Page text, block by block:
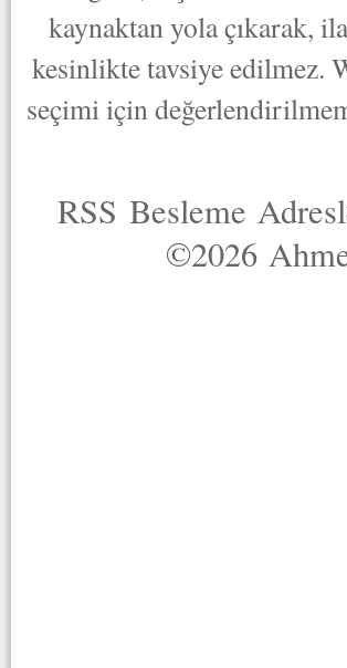
kaynaktan yola çıkarak,
kesinlikte tavsiye edilmez.
seçimi için
RSS Besleme
©2026